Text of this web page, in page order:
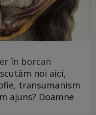
în borcan
noi aici,
transumanism
ajuns? Doamne